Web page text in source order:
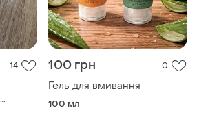
14 100 грн 0
Гель для вмивання
100 мл